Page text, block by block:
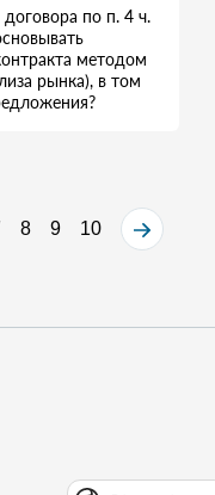
по п. 4 ч.
методом
рынка), в том
8 9 10